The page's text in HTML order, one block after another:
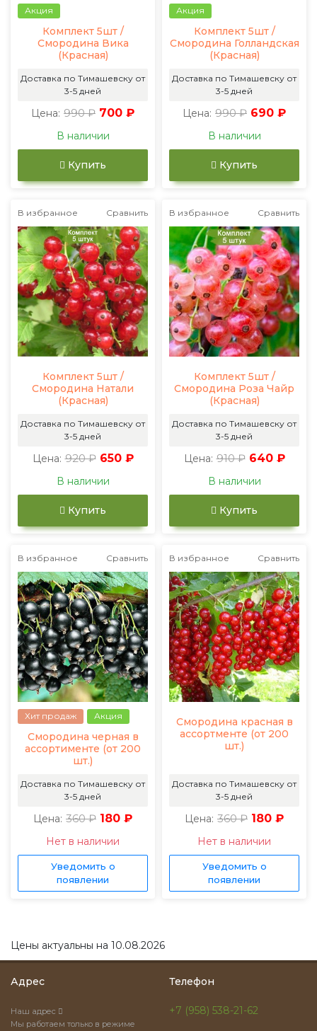
Акция
Комплект 5шт /
Смородина Вика
(Красная)
Доставка по Тимашевску от
3-5 дней
Цена: 990 ₽ 700 ₽
В наличии
Купить
Акция
Комплект 5шт /
Смородина Голландская
(Красная)
Доставка по Тимашевску от
3-5 дней
Цена: 990 ₽ 690 ₽
В наличии
Купить
В избранное Сравнить
Комплект 5шт /
Смородина Натали
(Красная)
Доставка по Тимашевску от
3-5 дней
Цена: 920 ₽ 650 ₽
В наличии
Купить
В избранное Сравнить
Комплект 5шт /
Смородина Роза Чайр
(Красная)
Доставка по Тимашевску от
3-5 дней
Цена: 910 ₽ 640 ₽
В наличии
Купить
В избранное Сравнить
Хит продаж Акция
Смородина черная в
ассортименте (от 200
шт.)
Доставка по Тимашевску от
3-5 дней
Цена: 360 ₽ 180 ₽
Нет в наличии
Уведомить о
появлении
В избранное Сравнить
Смородина красная в
ассортменте (от 200
шт.)
Доставка по Тимашевску от
3-5 дней
Цена: 360 ₽ 180 ₽
Нет в наличии
Уведомить о
появлении
Цены актуальны на 10.08.2026
Адрес
Наш адрес
Мы работаем только в режиме
Телефон
+7 (958) 538-21-62